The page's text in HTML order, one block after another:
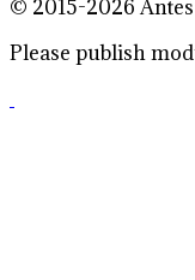
© 2015-2026
Please publish